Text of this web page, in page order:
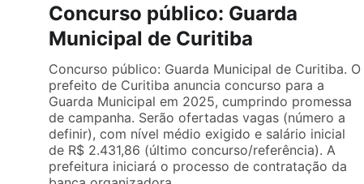
Concurso público: Guarda
Municipal de Curitiba
Concurso público: Guarda Municipal de Curitiba. O
prefeito de Curitiba anuncia concurso para a
Guarda Municipal em 2025, cumprindo promessa
de campanha. Serão ofertadas vagas (número a
definir), com nível médio exigido e salário inicial
de R$ 2.431,86 (último concurso/referência). A
prefeitura iniciará o processo de contratação da